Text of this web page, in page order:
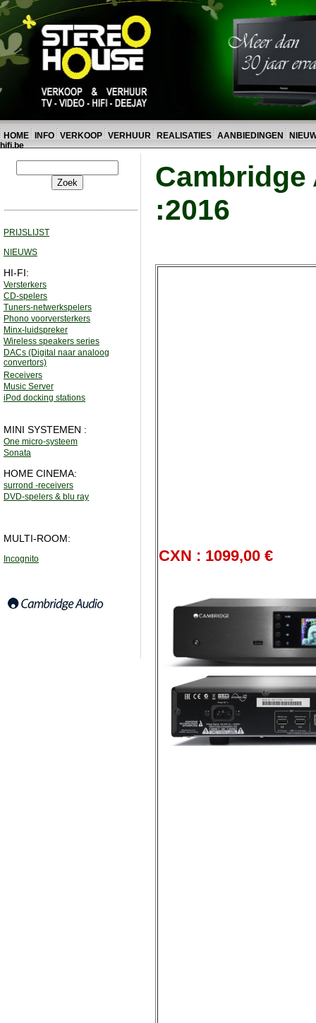
HOME INFO VERKOOP VERHUUR REALISATIES AANBIEDINGEN
hifi.be
PRIJSLIJST
NIEUWS
HI-FI:
Versterkers
CD-spelers
Tuners-netwerkspelers
Phono voorversterkers
Minx-luidspreker
Wireless speakers series
DACs (Digital naar analoog
convertors)
Receivers
Music Server
iPod docking stations
MINI SYSTEMEN :
One micro-systeem
Sonata
HOME CINEMA:
surrond -receivers
DVD-spelers & blu ray
MULTI-ROOM:
Incognito
:2016
CXN : 1099,00 €